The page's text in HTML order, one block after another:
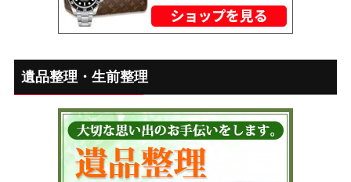
遺品整理・生前整理